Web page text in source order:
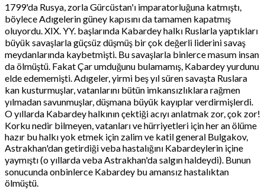
1799'da Rusya, zorla Gürcüstan'ı imparatorluğuna katmıştı,
böylece Adıgelerin güney kapısını da tamamen kapatmış
oluyordu. XIX. YY. başlarında Kabardey halkı Ruslarla yaptıkları
büyük savaşlarla güçsüz düşmüş bir çok değerli liderini savaş
meydanlarında kaybetmişti. Bu savaşlarla binlerce masum insan
da ölmüştü. Fakat Çar umduğunu bulamamış, Kabardey yurdunu
elde edememişti. Adıgeler, yirmi beş yıl süren savaşta Ruslara
kan kusturmuşlar, vatanlarını bütün imkansızlıklara rağmen
yılmadan savunmuşlar, düşmana büyük kayıplar verdirmişlerdi.
O yıllarda Kabardey halkının çektiği acıyı anlatmak zor, çok zor!
Korku nedir bilmeyen, vatanları ve hürriyetleri için her an ölüme
hazır bu halkı yok etmek için zalim ve katil general Bulgakov,
Astrakhan'dan getirdiği veba hastalığını Kabardeylerin içine
yaymıştı (o yıllarda veba Astrakhan'da salgın haldeydi). Bunun
sonucunda onbinlerce Kabardey bu amansız hastalıktan
ölmüştü.